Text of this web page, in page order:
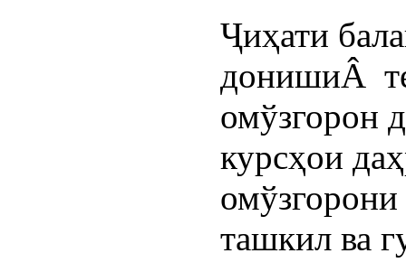
Ҷиҳати
донишиÂ
омўзгорон
курсҳои
ташкил ва